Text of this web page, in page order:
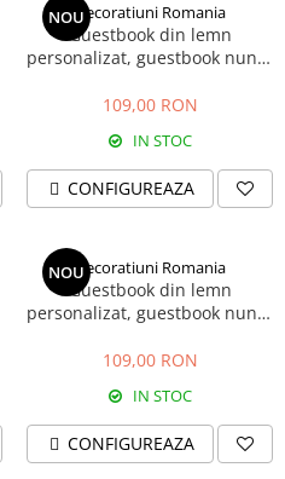
NOUDecoratiuni Romania
Guestbook din lemn
personalizat, guestbook nunta
109,00 RON
IN STOC
CONFIGUREAZA
NOUDecoratiuni Romania
Guestbook din lemn
personalizat, guestbook nunta
109,00 RON
IN STOC
CONFIGUREAZA